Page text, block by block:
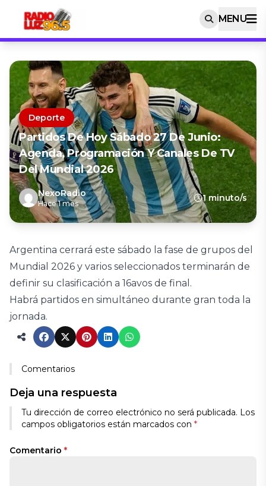
MENU
Deporte
Partidos De Hoy Sábado 27 De Junio:
Agenda, Programación Y Canales De TV
Del Mundial 2026
NexoRadio
Hace 1 mes
1 minuto/s
Argentina cerrará este sábado la fase de grupos del
Mundial 2026 y varios seleccionados terminarán de
definir su clasificación a 16avos de final.
Habrá partidos en simultáneo durante gran toda la
jornada.
Comentarios
Deja una respuesta
Tu dirección de correo electrónico no será publicada. Los
campos obligatorios están marcados con *
Comentario *